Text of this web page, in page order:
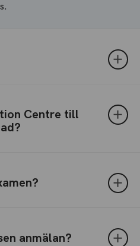
Centre till
anmälan?